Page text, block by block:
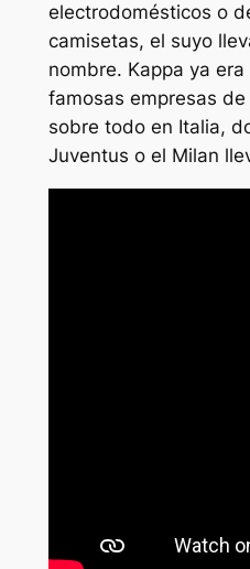
electrodomésticos o
camisetas, el suyo
nombre. Kappa ya
famosas empresas
sobre todo en Italia,
Juventus o el Milan